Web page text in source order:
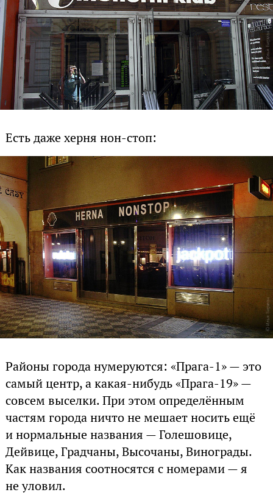
Есть даже херня нон-стоп:
Районы города нумеруются: «Прага-1» — это
самый центр, а какая-нибудь «Прага-19» —
совсем выселки. При этом определённым
частям города ничто не мешает носить ещё
и нормальные названия — Голешовице,
Дейвице, Градчаны, Высочаны, Винограды.
Как названия соотносятся с номерами — я
не уловил.